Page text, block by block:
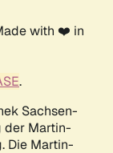
with ❤️ in
.
Sachsen-
der Martin-
Die Martin-